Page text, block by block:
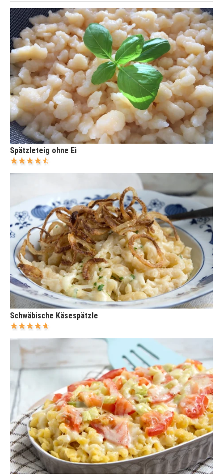
Spätzleteig ohne Ei
Schwäbische Käsespätzle